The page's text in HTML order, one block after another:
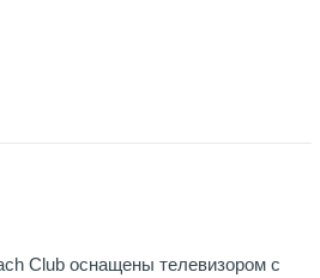
Club оснащены телевизором с